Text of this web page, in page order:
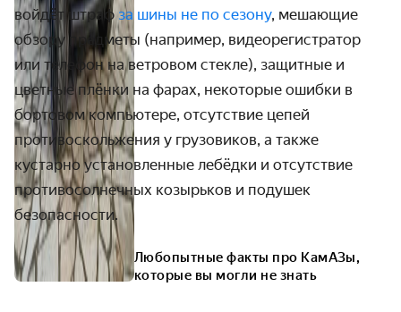
войдёт штрафза шины не по сезону, мешающие
обзору предметы (например, видеорегистратор
или телефон на ветровом стекле), защитные и
цветные плёнки на фарах, некоторые ошибки в
бортовом компьютере, отсутствие цепей
противоскольжения у грузовиков, а также
кустарно установленные лебёдки и отсутствие
противосолнечных козырьков и подушек
безопасности.
Любопытные факты про КамАЗы,
которые вы могли не знать